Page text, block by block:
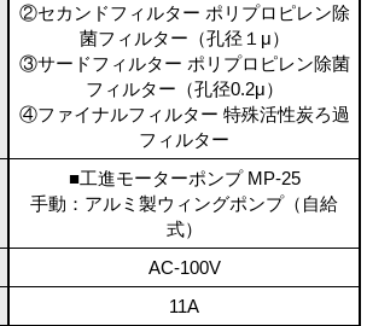
②セカンドフィルター ポリプロピレン除
菌フィルター（孔径１μ）
③サードフィルター ポリプロピレン除菌
フィルター（孔径0.2μ）
④ファイナルフィルター 特殊活性炭ろ過
フィルター
■工進モーターポンプ MP-25
手動：アルミ製ウィングポンプ（自給
式）
AC-100V
11A